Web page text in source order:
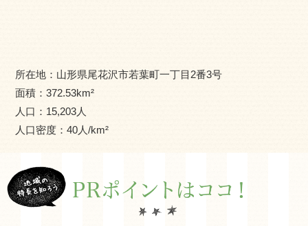
所在地： 山形県尾花沢市若葉町一丁目2番3号
面積：372.53km²
人口： 15,203人
人口密度：40人/km²